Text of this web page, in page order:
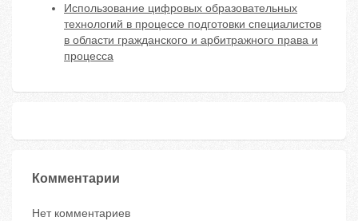
Использование цифровых образовательных
технологий в процессе подготовки специалистов
в области гражданского и арбитражного права и
процесса
Комментарии
Нет комментариев